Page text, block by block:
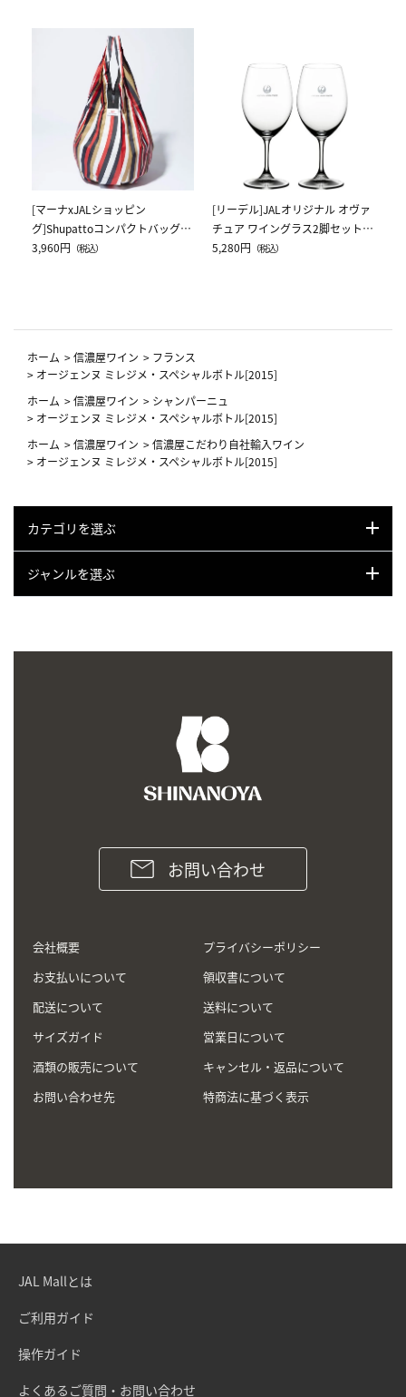
[マーナxJALショッピン
グ]Shupattoコンパクトバッグ
Drop JAL客室乗務員（LC）スカ
3,960円 （税込）
[リーデル]JALオリジナル オヴァ
チュア ワイングラス2脚セット
（レッドワイン）
5,280円 （税込）
ホーム >信濃屋ワイン > フランス
> オージェンヌ ミレジメ・スペシャルボトル[2015]
ホーム >信濃屋ワイン > シャンパーニュ
> オージェンヌ ミレジメ・スペシャルボトル[2015]
ホーム >信濃屋ワイン >信濃屋こだわり自社輸入ワイン
> オージェンヌ ミレジメ・スペシャルボトル[2015]
カテゴリを選ぶ
ジャンルを選ぶ
お問い合わせ
会社概要
プライバシーポリシー
お支払いについて
領収書について
配送について
送料について
サイズガイド
営業日について
酒類の販売について
キャンセル・返品について
お問い合わせ先
特商法に基づく表示
JAL Mallとは
ご利用ガイド
操作ガイド
よくあるご質問・お問い合わせ